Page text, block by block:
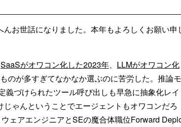
お世話になりました。本年もよろしくお願い申
SaaSがオワコン化した2023年、 LLMがオワコン化
のが多すぎてなかなか選ぶのに苦労した。推論モ
づけられたツール呼び出しも早急に抽象化レイ
ゃんということでエージェントもオワコンだろ
ェアエンジニアとSEの魔合体職位Forward